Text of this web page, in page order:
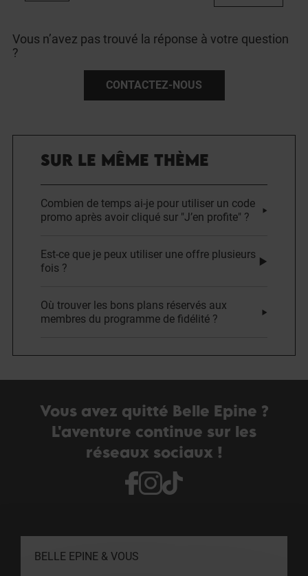
Vous n’avez pas trouvé la réponse à votre question
?
CONTACTEZ-NOUS
SUR LE MÊME THÈME
Combien de temps ai-je pour utiliser un code
promo après avoir cliqué sur "J’en profite" ?
Est-ce que je peux utiliser une offre plusieurs
fois ?
Où trouver les bons plans réservés aux
membres du programme de fidélité ?
Vous avez quitté Belle Epine ?
L'aventure continue sur les
réseaux sociaux !
BELLE EPINE & VOUS